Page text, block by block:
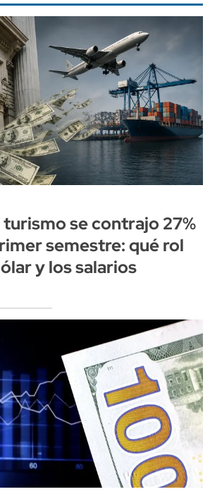
se contrajo 27%
semestre: qué rol
y los salarios